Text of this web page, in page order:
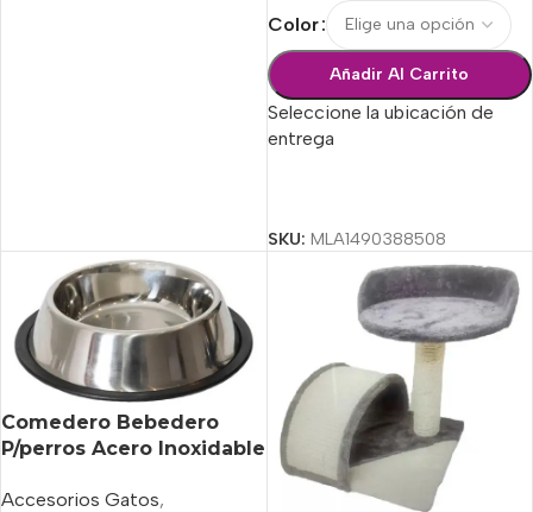
Color
Añadir Al Carrito
Seleccione la ubicación de
entrega
SKU: MLA1490388508
Comedero Bebedero
P/perros Acero Inoxidable
Accesorios Gatos,